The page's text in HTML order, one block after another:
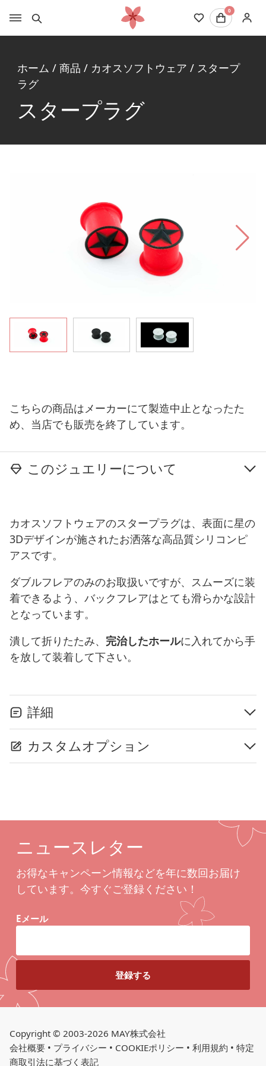
0
ホーム / 商品 / カオスソフトウェア / スタープ
ラグ
スタープラグ
こちらの商品はメーカーにて製造中止となったた
め、当店でも販売を終了しています。
このジュエリーについて
カオスソフトウェアのスタープラグは、表面に星の
3Dデザインが施されたお洒落な高品質シリコンピ
アスです。
ダブルフレアのみのお取扱いですが、スムーズに装
着できるよう、バックフレアはとても滑らかな設計
となっています。
潰して折りたたみ、 完治したホールに入れてから手
を放して装着して下さい。
詳細
カスタムオプション
ニュースレター
お得なキャンペーン情報などを年に数回お届け
しています。今すぐご登録ください！
Eメール
Copyright © 2003-2026 MAY株式会社
会社概要 • プライバシー • COOKIEポリシー • 利用規約 • 特定
商取引法に基づく表記